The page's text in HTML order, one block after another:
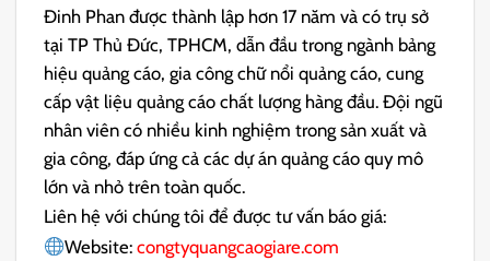
Đinh Phan được thành lập hơn 17 năm và có trụ sở
tại TP Thủ Đức, TPHCM, dẫn đầu trong ngành bảng
hiệu quảng cáo, gia công chữ nổi quảng cáo, cung
cấp vật liệu quảng cáo chất lượng hàng đầu. Đội ngũ
nhân viên có nhiều kinh nghiệm trong sản xuất và
gia công, đáp ứng cả các dự án quảng cáo quy mô
lớn và nhỏ trên toàn quốc.
Liên hệ với chúng tôi để được tư vấn báo giá:
Website: congtyquangcaogiare.com